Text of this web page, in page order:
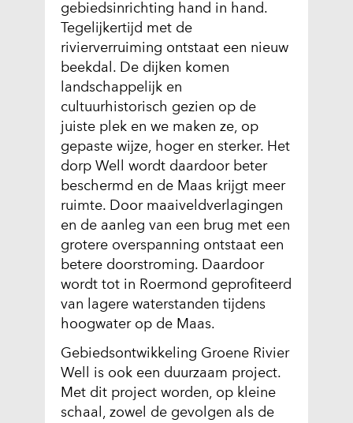
gebiedsinrichting hand in hand.
Tegelijkertijd met de
rivierverruiming ontstaat een nieuw
beekdal. De dijken komen
landschappelijk en
cultuurhistorisch gezien op de
juiste plek en we maken ze, op
gepaste wijze, hoger en sterker. Het
dorp Well wordt daardoor beter
beschermd en de Maas krijgt meer
ruimte. Door maaiveldverlagingen
en de aanleg van een brug met een
grotere overspanning ontstaat een
betere doorstroming. Daardoor
wordt tot in Roermond geprofiteerd
van lagere waterstanden tijdens
hoogwater op de Maas.
Gebiedsontwikkeling Groene Rivier
Well is ook een duurzaam project.
Met dit project worden, op kleine
schaal, zowel de gevolgen als de